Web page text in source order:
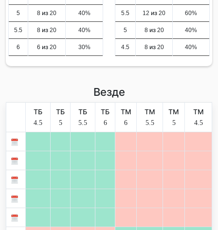
5 8 из 20 40%
5.5 8 из 20 40%
6 6 из 20 30%
5.5 12 из 20 60%
5 8 из 20 40%
4.5 8 из 20 40%
Везде
ТБ
4.5
ТБ
5
ТБ
5.5
ТБ
6
ТМ
6
ТМ
5.5
ТМ
5
ТМ
4.5